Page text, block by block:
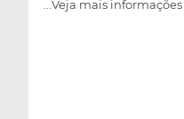
...Veja mais informações